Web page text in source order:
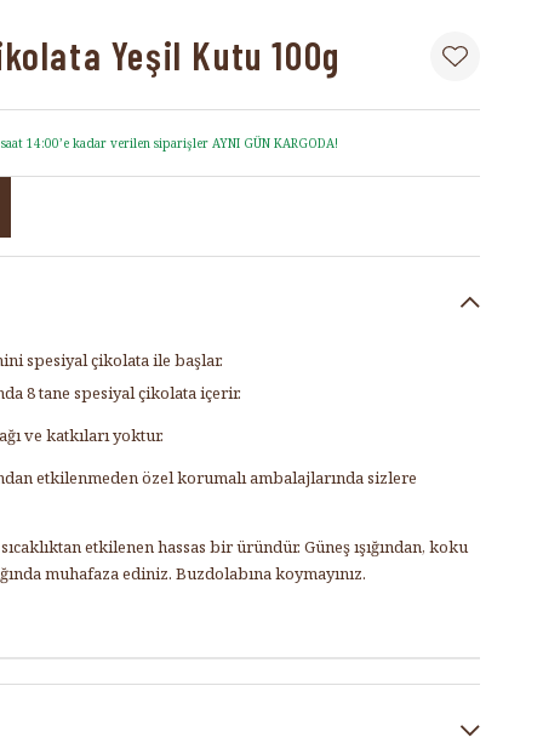
Yeşil Kutu 100g
14:00’e kadar verilen siparişler AYNI GÜN KARGODA!
spesiyal çikolata ile başlar.
8 tane spesiyal çikolata içerir.
ve katkıları yoktur.
etkilenmeden özel korumalı ambalajlarında sizlere
etkilenen hassas bir üründür. Güneş ışığından, koku
muhafaza ediniz. Buzdolabına koymayınız.